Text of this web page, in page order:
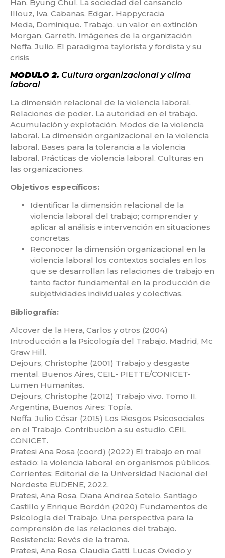
Han, Byung Chul. La sociedad del cansancio
Illouz, Iva, Cabanas, Edgar. Happycracia
Meda, Dominique. Trabajo, un valor en extinción
Morgan, Garreth. Imágenes de la organización
Neffa, Julio. El paradigma taylorista y fordista y su
crisis
MODULO 2. Cultura organizacional y clima
laboral
La dimensión relacional de la violencia laboral.
Relaciones de poder. La autoridad en el trabajo.
Acumulación y explotación. Modos de la violencia
laboral. La dimensión organizacional en la violencia
laboral. Bases para la tolerancia a la violencia
laboral. Prácticas de violencia laboral. Culturas en
las organizaciones.
Objetivos específicos:
Identificar la dimensión relacional de la
violencia laboral del trabajo; comprender y
aplicar al análisis e intervención en situaciones
concretas.
Reconocer la dimensión organizacional en la
violencia laboral los contextos sociales en los
que se desarrollan las relaciones de trabajo en
tanto factor fundamental en la producción de
subjetividades individuales y colectivas.
Bibliografía:
Alcover de la Hera, Carlos y otros (2004)
Introducción a la Psicología del Trabajo. Madrid, Mc
Graw Hill.
Dejours, Christophe (2001) Trabajo y desgaste
mental. Buenos Aires, CEIL- PIETTE/CONICET-
Lumen Humanitas.
Dejours, Christophe (2012) Trabajo vivo. Tomo II.
Argentina, Buenos Aires: Topía.
Neffa, Julio César (2015) Los Riesgos Psicosociales
en el Trabajo. Contribución a su estudio. CEIL
CONICET.
Pratesi Ana Rosa (coord) (2022) El trabajo en mal
estado: la violencia laboral en organismos públicos.
Corrientes: Editorial de la Universidad Nacional del
Nordeste EUDENE, 2022.
Pratesi, Ana Rosa, Diana Andrea Sotelo, Santiago
Castillo y Enrique Bordón (2020) Fundamentos de
Psicología del Trabajo. Una perspectiva para la
comprensión de las relaciones del trabajo.
Resistencia: Revés de la trama.
Pratesi, Ana Rosa, Claudia Gatti, Lucas Oviedo y